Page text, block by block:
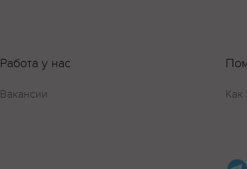
Работа у нас
Вакансии Как